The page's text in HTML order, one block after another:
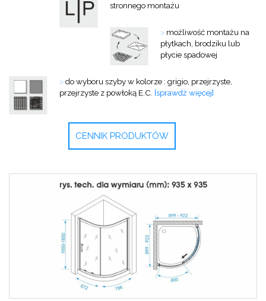
stronnego montażu
> możliwość montażu na
płytkach, brodziku lub
płycie spadowej
>do wyboru szyby w kolorze : grigio, przejrzyste,
przejrzyste z powłoką E.C. [sprawdź więcej]
CENNIK PRODUKTÓW